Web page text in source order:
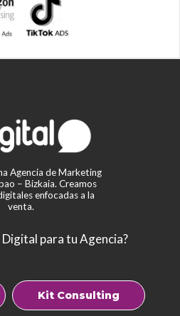
Agencia de Marketing
– Bizkaia. Creamos
enfocadas a la
venta.
para tu Agencia?
Kit Consulting